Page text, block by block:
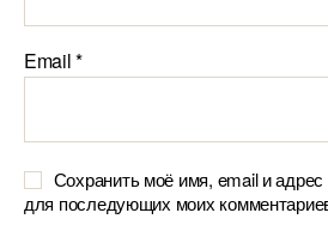
Email*
Сохранить моё имя, email и
для последующих моих